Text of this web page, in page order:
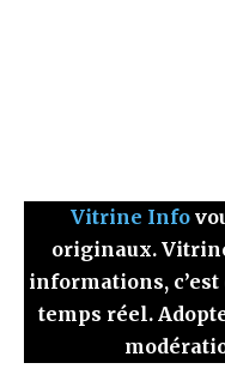
Vitrine Info
originaux.
informations,
temps réel.